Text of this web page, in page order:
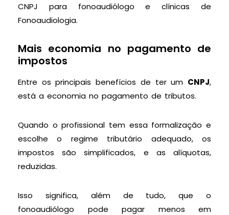
CNPJ para fonoaudiólogo e clínicas de
Fonoaudiologia.
Mais economia no pagamento de
impostos
Entre os principais benefícios de ter um CNPJ,
está a economia no pagamento de tributos.
Quando o profissional tem essa formalização e
escolhe o regime tributário adequado, os
impostos são simplificados, e as alíquotas,
reduzidas.
Isso significa, além de tudo, que o
fonoaudiólogo pode pagar menos em